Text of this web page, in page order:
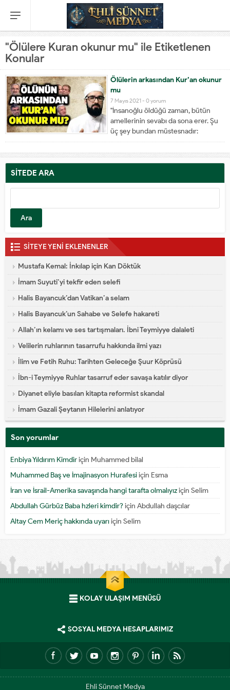
"Ölülere Kuran okunur mu" ile Etiketlenen
Konular
Ölülerin arkasından Kur’an okunur
mu
7 Mayıs 2021 - 0 yorum
"İnsanoğlu öldüğü zaman, bütün
amellerinin sevabı da sona erer. Şu
üç şey bundan müstesnadır:
Sadaka-i câriye, istifade edilen ilim,
kendisine dua eden hayırlı evlat."(
Müslim, Vasiyyet 14. Ayrıca bk. Ebû
Nesâî, Vasâyâ 8) Hz. Talha...
SİTEDE ARA
SİTEYE YENİ EKLENENLER
Mustafa Kemal: İnkılap için Kan Döktük
İmam Suyuti’yi tekfir eden selefi
Halis Bayancuk’dan Vatikan’a selam
Halis Bayancuk’un Sahabe ve Selefe hakareti
Allah’ın kelamı ve ses tartışmaları. İbni Teymiyye dalaleti
Velilerin ruhlarının tasarrufu hakkında ilmi yazı
İlim ve Fetih Ruhu: Tarihten Geleceğe Şuur Köprüsü
İbn-i Teymiyye Ruhlar tasarruf eder savaşa katılır diyor
Diyanet eliyle basılan kitapta reformist skandal
İmam Gazali Şeytanın Hilelerini anlatıyor
Son yorumlar
Enbiya Yıldırım Kimdiriçin Muhammed bilal
Muhammed Baş ve İmajinasyon Hurafesiiçin Esma
İran ve İsrail-Amerika savaşında hangi tarafta olmalıyıziçin Selim
Abdullah Gürbüz Baba hzleri kimdir?için Abdullah daşcılar
Altay Cem Meriç hakkında uyarıiçin Selim
KOLAY ULAŞIM MENÜSÜ
SOSYAL MEDYA HESAPLARIMIZ
Ehli Sünnet Medya